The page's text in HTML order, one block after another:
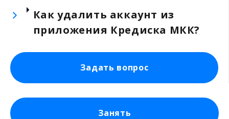
Как удалить аккаунт из
приложения Кредиска МКК?
Задать вопрос
Занять